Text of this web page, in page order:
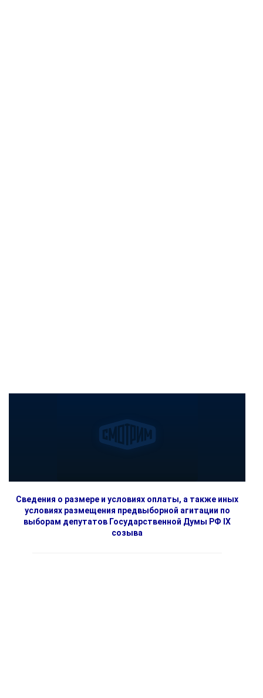
Сведения о размере и условиях оплаты, а также иных
условиях размещения предвыборной агитации по
выборам депутатов Государственной Думы РФ IX
созыва